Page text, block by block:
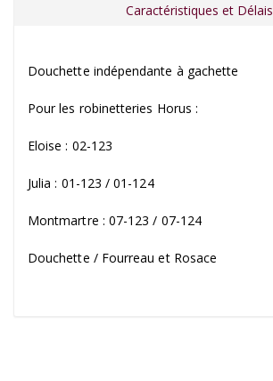
Caractéristiques et Délais
Douchette indépendante à gachette
Pour les robinetteries Horus :
Eloise : 02-123
Julia : 01-123 / 01-124
Montmartre : 07-123 / 07-124
Douchette / Fourreau et Rosace